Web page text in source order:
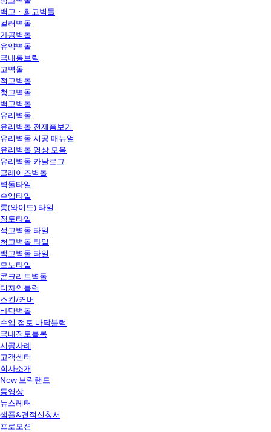
백고ㆍ회고벽돌
컬러벽돌
가공벽돌
유약벽돌
국내롱브릭
고벽돌
적고벽돌
청고벽돌
백고벽돌
유리벽돌
유리벽돌 전제품보기
유리벽돌 시공 매뉴얼
유리벽돌 영상 모음
유리벽돌 카달로그
글레이즈벽돌
벽돌타일
수입타일
롱(와이드) 타일
점토타일
적고벽돌 타일
청고벽돌 타일
백고벽돌 타일
모노타일
콘크리트벽돌
디자인블럭
스킨/커버
바닥벽돌
수입 점토 바닥블럭
국내점토블록
시공사례
고객센터
회사소개
Now 브릭랜드
동영상
뉴스레터
샘플&견적신청서
프로모션